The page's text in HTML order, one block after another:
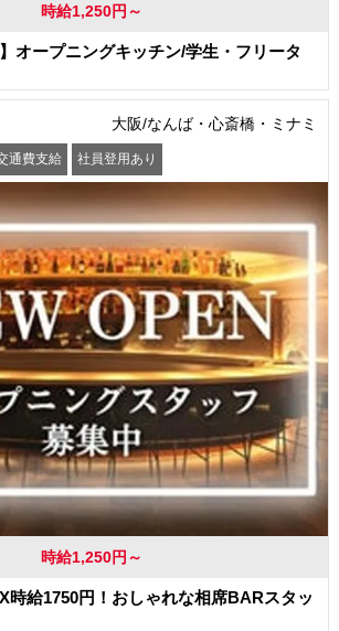
時給1,250円～
オープニングキッチン/学生・フリータ
大阪/なんば・心斎橋・ミナミ
通費支給 社員登用あり
時給1,250円～
時給1750円！おしゃれな相席BARスタッ